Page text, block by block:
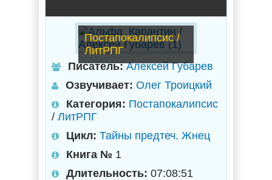
Постапокалипсис /
ЛитРПГ
Писатель: Алексей Губарев
Озвучивает: Олег Троицкий
Категория: Постапокалипсис
/ ЛитРПГ
Цикл: Тайны предтеч. Жнец
Книга № 1
Длительность: 07:08:51